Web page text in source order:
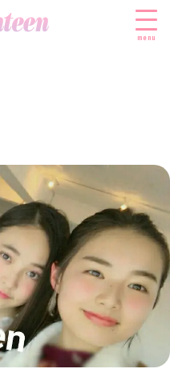
menu